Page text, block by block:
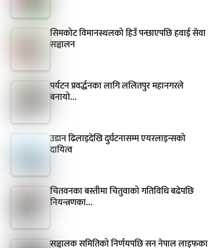
सिमकोट विमानस्थलको हिउँ पन्छाएपछि हवाई सेवा
सञ्चालन
पर्यटन प्रवर्द्धनका लागि ललितपुर महानगरले
बनायो…
उडान ढिलाइदेखि दुर्घटनासम्म एयरलाइन्सको
दायित्व
चितवनका बस्तीमा चितुवाको गतिविधि बढेपछि
नियन्त्रणका…
सञ्चालक समितिको निर्णयपछि सन नेपाल लाइफका